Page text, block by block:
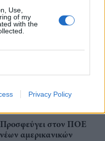
Use,
of my
with the
Privacy Policy
τις
της αγοράς
η OpenAI
ώστε να φέρουν
Go σε εκατομμύρια
Προσφεύγει στον ΠΟΕ
αμερικανικών